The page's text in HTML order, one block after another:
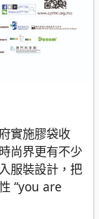
實施膠袋收
尚界更有不少
服裝設計，把
“you are